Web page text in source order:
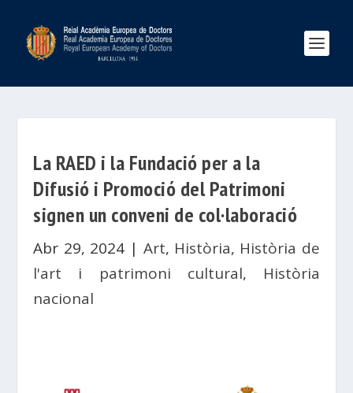
La RAED i la Fundació per a la
Difusió i Promoció del Patrimoni
signen un conveni de col·laboració
Abr 29, 2024 | Art, Història, Història de
l'art i patrimoni cultural, Història
nacional